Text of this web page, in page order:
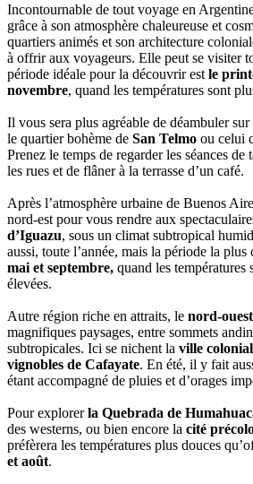
Incontournable de tout voyage en
grâce à son atmosphère chaleureuse et
quartiers animés et son architecture
à offrir aux voyageurs. Elle peut se visiter
période idéale pour la découvrir est le
novembre, quand les températures sont
Il vous sera plus agréable de déambuler sur
le quartier bohème de San Telmo ou celui
Prenez le temps de regarder les séances de
les rues et de flâner à la terrasse d’un café.
Après l’atmosphère urbaine de Buenos
nord-est pour vous rendre aux
d’Iguazu, sous un climat subtropical
aussi, toute l’année, mais la période la
mai et septembre, quand les températures
élevées.
Autre région riche en attraits, le nord-ouest
magnifiques paysages, entre sommets
subtropicales. Ici se nichent la ville
vignobles de Cafayate. En été, il y fait
étant accompagné de pluies et d’orages
Pour explorerla Quebrada de
des westerns, ou bien encore la cité
préfèrera les températures plus douces
et août.